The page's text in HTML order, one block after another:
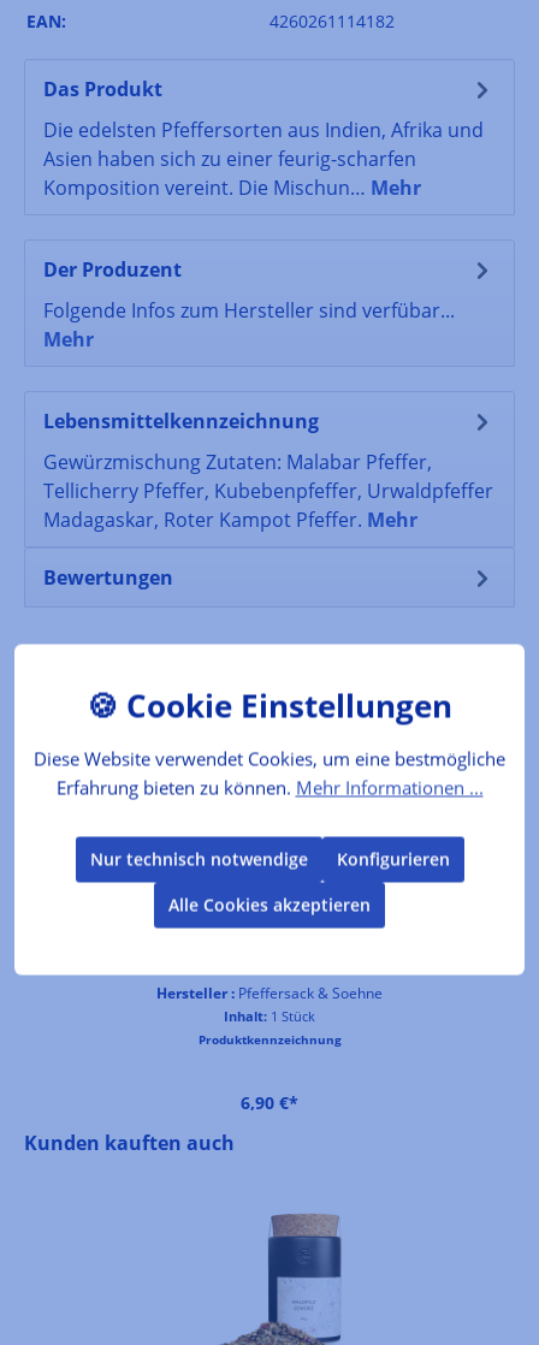
EAN:
4260261114182
Das Produkt
Die edelsten Pfeffersorten aus Indien, Afrika und
Asien haben sich zu einer feurig-scharfen
Komposition vereint. Die Mischun… Mehr
Der Produzent
Folgende Infos zum Hersteller sind verfübar...
Mehr
Lebensmittelkennzeichnung
Gewürzmischung Zutaten: Malabar Pfeffer,
Tellicherry Pfeffer, Kubebenpfeffer, Urwaldpfeffer
Madagaskar, Roter Kampot Pfeffer. Mehr
Bewertungen
Hersteller : Pfeffersack & Soehne
Inhalt: 1 Stück
Produktkennzeichnung
6,90 €*
Produktgalerie überspringen
Kunden kauften auch
Diese Website verwendet Cookies, um eine bestmögliche
Erfahrung bieten zu können. Mehr Informationen ...
Nur technisch notwendige
Konfigurieren
Alle Cookies akzeptieren